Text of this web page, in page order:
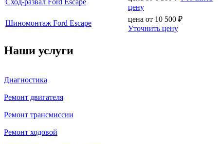
цену
Шиномонтаж Ford Escape
цена от 10 500 ₽
Уточнить цену
Наши услуги
Диагностика
Ремонт двигателя
Ремонт трансмиссии
Ремонт ходовой